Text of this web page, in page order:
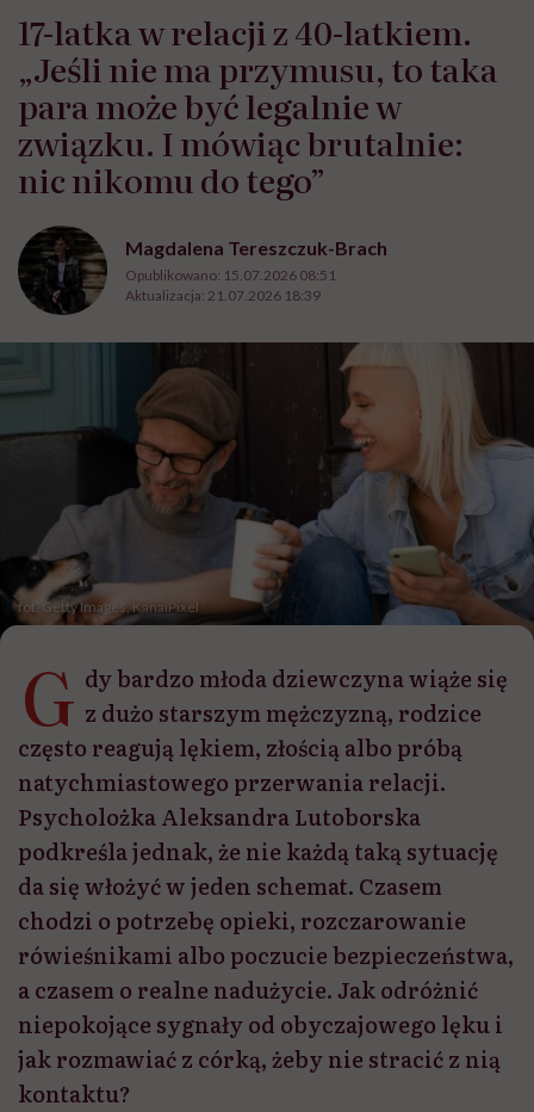
17-latka w relacji z 40-latkiem.
„Jeśli nie ma przymusu, to taka
para może być legalnie w
związku. I mówiąc brutalnie:
nic nikomu do tego”
Magdalena Tereszczuk-Brach
Opublikowano: 15.07.2026 08:51
Aktualizacja: 21.07.2026 18:39
fot. Getty Images, KanaiPixel
G dy bardzo młoda dziewczyna wiąże się
z dużo starszym mężczyzną, rodzice
często reagują lękiem, złością albo próbą
natychmiastowego przerwania relacji.
Psycholożka Aleksandra Lutoborska
podkreśla jednak, że nie każdą taką sytuację
da się włożyć w jeden schemat. Czasem
chodzi o potrzebę opieki, rozczarowanie
rówieśnikami albo poczucie bezpieczeństwa,
a czasem o realne nadużycie. Jak odróżnić
niepokojące sygnały od obyczajowego lęku i
jak rozmawiać z córką, żeby nie stracić z nią
kontaktu?